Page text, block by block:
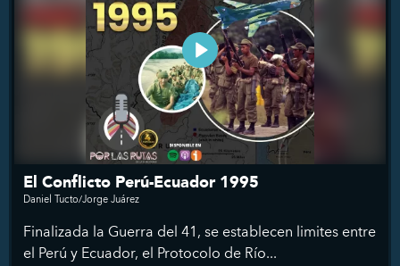
El Conflicto Perú-Ecuador 1995
Daniel Tucto/Jorge Juárez
Finalizada la Guerra del 41, se establecen limites entre
el Perú y Ecuador, el Protocolo de Río...